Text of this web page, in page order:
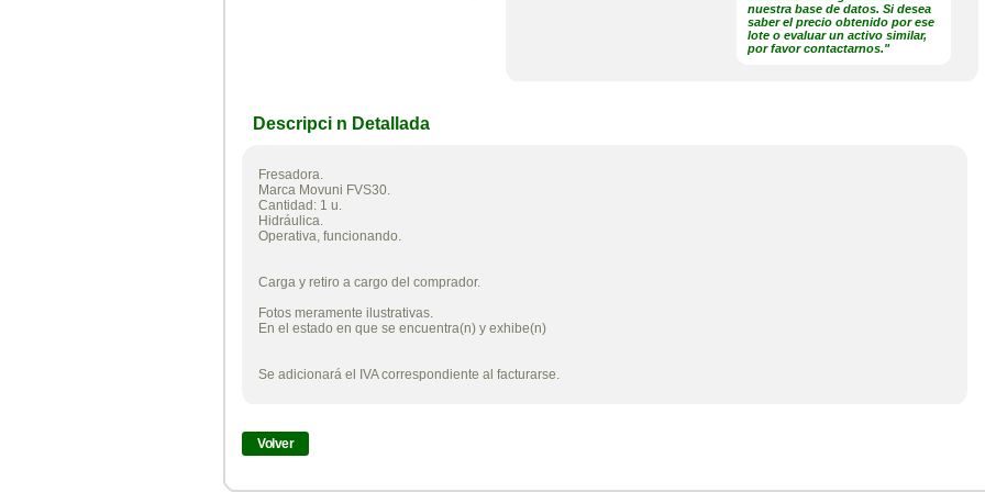
nuestra base de datos. Si desea
saber el precio obtenido por ese
lote o evaluar un activo similar,
por favor contactarnos."
Descripci n Detallada
Fresadora.
Marca Movuni FVS30.
Cantidad: 1 u.
Hidráulica.
Operativa, funcionando.
Carga y retiro a cargo del comprador.
Fotos meramente ilustrativas.
En el estado en que se encuentra(n) y exhibe(n)
Se adicionará el IVA correspondiente al facturarse.
Volver